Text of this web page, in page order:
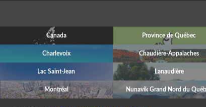
Canada Province de Québec
Charlevoix Chaudière-Appalaches
Lac Saint-Jean Lanaudière
Montréal Nunavik Grand Nord du